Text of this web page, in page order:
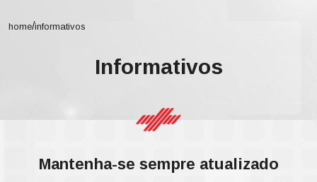
home/informativos
Informativos
Mantenha-se sempre atualizado